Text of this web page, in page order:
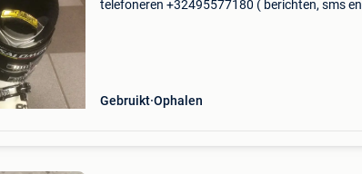
telefoneren +32495577180 ( berichten, sms en
Gebruikt Ophalen